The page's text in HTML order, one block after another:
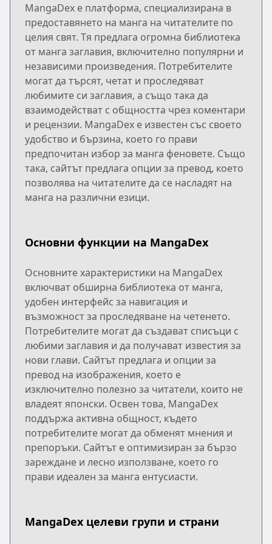
MangaDex е платформа, специализирана в
предоставянето на манга на читателите по
целия свят. Тя предлага огромна библиотека
от манга заглавия, включително популярни и
независими произведения. Потребителите
могат да търсят, четат и проследяват
любимите си заглавия, а също така да
взаимодействат с общността чрез коментари
и рецензии. MangaDex е известен със своето
удобство и бързина, което го прави
предпочитан избор за манга феновете. Също
така, сайтът предлага опции за превод, което
позволява на читателите да се насладят на
манга на различни езици.
Основни функции на MangaDex
Основните характеристики на MangaDex
включват обширна библиотека от манга,
удобен интерфейс за навигация и
възможност за проследяване на четенето.
Потребителите могат да създават списъци с
любими заглавия и да получават известия за
нови глави. Сайтът предлага и опции за
превод на изображения, което е
изключително полезно за читатели, които не
владеят японски. Освен това, MangaDex
поддържа активна общност, където
потребителите могат да обменят мнения и
препоръки. Сайтът е оптимизиран за бързо
зареждане и лесно използване, което го
прави идеален за манга ентусиасти.
MangaDex целеви групи и страни